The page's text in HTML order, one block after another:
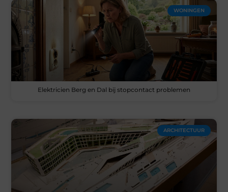
WONINGEN
Elektricien Berg en Dal bij stopcontact problemen
ARCHITECTUUR